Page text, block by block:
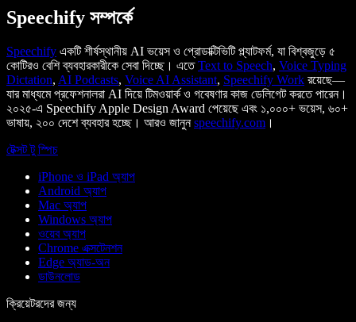
Speechify সম্পর্কে
Speechify একটি শীর্ষস্থানীয় AI ভয়েস ও প্রোডাক্টিভিটি প্ল্যাটফর্ম, যা বিশ্বজুড়ে ৫
কোটিরও বেশি ব্যবহারকারীকে সেবা দিচ্ছে। এতেText to Speech, Voice Typing
Dictation, AI Podcasts, Voice AI Assistant, Speechify Work রয়েছে—
যার মাধ্যমে প্রফেশনালরা AI দিয়ে টিমওয়ার্ক ও গবেষণার কাজ ডেলিগেট করতে পারেন।
২০২৫-এ Speechify Apple Design Award পেয়েছে এবং ১,০০০+ ভয়েস, ৬০+
ভাষায়, ২০০ দেশে ব্যবহার হচ্ছে। আরও জানুনspeechify.com ।
টেক্সট টু স্পিচ
iPhone ও iPad অ্যাপ
Android অ্যাপ
Mac অ্যাপ
Windows অ্যাপ
ওয়েব অ্যাপ
Chrome এক্সটেনশন
Edge অ্যাড-অন
ডাউনলোড
ক্রিয়েটরদের জন্য